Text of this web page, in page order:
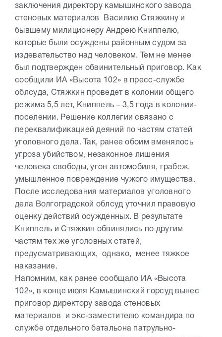
заключения директору камышинского завода
стеновых материалов Василию Стяжкину и
бывшему милиционеру Андрею Книппелю,
которые были осуждены районным судом за
издевательство над человеком. Тем не менее
был подтвержден обвинительный приговор. Как
сообщили ИА «Высота 102» в пресс-службе
облсуда, Стяжкин проведет в колонии общего
режима 5,5 лет, Книппель – 3,5 года в колонии-
поселении. Решение коллегии связано с
переквалификацией деяний по частям статей
уголовного дела. Так, ранее обоим вменялось
угроза убийством, незаконное лишения
человека свободы, угон автомобиля, грабеж,
умышленное повреждение чужого имущества.
После исследования материалов уголовного
дела Волгоградской облсуд уточнил правовую
оценку действий осужденных. В результате
Книппель и Стяжкин обвинялись по другим
частям тех же уголовных статей,
предусматривающих, однако, менее тяжкое
наказание.
Напомним, как ранее сообщало ИА «Высота
102», в конце июля Камышинский горсуд вынес
приговор директору завода стеновых
материалов и экс-заместителю командира по
службе отдельного батальона патрульно-